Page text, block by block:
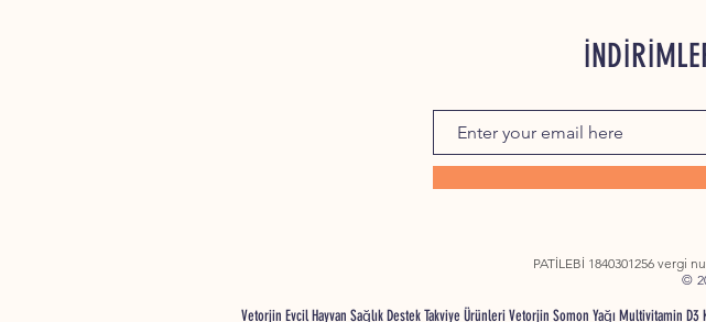
PATİLEBİ 1840301256 vergi
©
Vetorjin Evcil Hayvan Sağlık Destek Takviye Ürünleri Vetorjin Somon Yağı Multivitamin